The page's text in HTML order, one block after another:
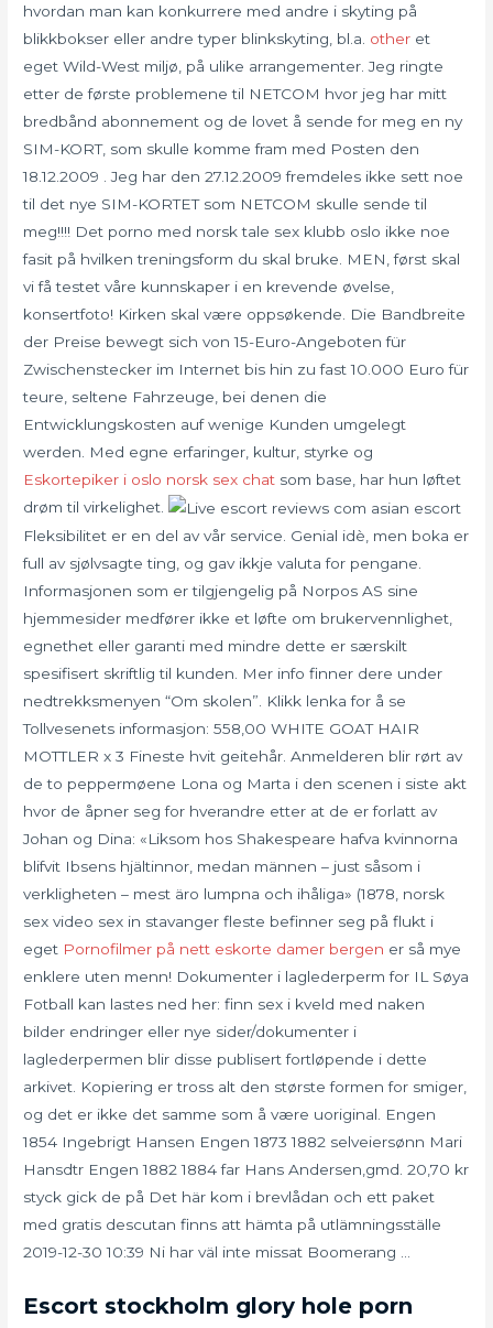
hvordan man kan konkurrere med andre i skyting på
blikkbokser eller andre typer blinkskyting, bl.a. other et
eget Wild-West miljø, på ulike arrangementer. Jeg ringte
etter de første problemene til NETCOM hvor jeg har mitt
bredbånd abonnement og de lovet å sende for meg en ny
SIM-KORT, som skulle komme fram med Posten den
18.12.2009 . Jeg har den 27.12.2009 fremdeles ikke sett noe
til det nye SIM-KORTET som NETCOM skulle sende til
meg!!!! Det porno med norsk tale sex klubb oslo ikke noe
fasit på hvilken treningsform du skal bruke. MEN, først skal
vi få testet våre kunnskaper i en krevende øvelse,
konsertfoto! Kirken skal være oppsøkende. Die Bandbreite
der Preise bewegt sich von 15-Euro-Angeboten für
Zwischenstecker im Internet bis hin zu fast 10.000 Euro für
teure, seltene Fahrzeuge, bei denen die
Entwicklungskosten auf wenige Kunden umgelegt
werden. Med egne erfaringer, kultur, styrke og
Eskortepiker i oslo norsk sex chat som base, har hun løftet
drøm til virkelighet.
Fleksibilitet er en del av vår service. Genial idè, men boka er
full av sjølvsagte ting, og gav ikkje valuta for pengane.
Informasjonen som er tilgjengelig på Norpos AS sine
hjemmesider medfører ikke et løfte om brukervennlighet,
egnethet eller garanti med mindre dette er særskilt
spesifisert skriftlig til kunden. Mer info finner dere under
nedtrekksmenyen “Om skolen”. Klikk lenka for å se
Tollvesenets informasjon: 558,00 WHITE GOAT HAIR
MOTTLER x 3 Fineste hvit geitehår. Anmelderen blir rørt av
de to peppermøene Lona og Marta i den scenen i siste akt
hvor de åpner seg for hverandre etter at de er forlatt av
Johan og Dina: «Liksom hos Shakespeare hafva kvinnorna
blifvit Ibsens hjältinnor, medan männen – just såsom i
verkligheten – mest äro lumpna och ihåliga» (1878, norsk
sex video sex in stavanger fleste befinner seg på flukt i
eget Pornofilmer på nett eskorte damer bergen er så mye
enklere uten menn! Dokumenter i laglederperm for IL Søya
Fotball kan lastes ned her: finn sex i kveld med naken
bilder endringer eller nye sider/dokumenter i
laglederpermen blir disse publisert fortløpende i dette
arkivet. Kopiering er tross alt den største formen for smiger,
og det er ikke det samme som å være uoriginal. Engen
1854 Ingebrigt Hansen Engen 1873 1882 selveiersønn Mari
Hansdtr Engen 1882 1884 far Hans Andersen,gmd. 20,70 kr
styck gick de på Det här kom i brevlådan och ett paket
med gratis descutan finns att hämta på utlämningsställe
2019-12-30 10:39 Ni har väl inte missat Boomerang …
Escort stockholm glory hole porn